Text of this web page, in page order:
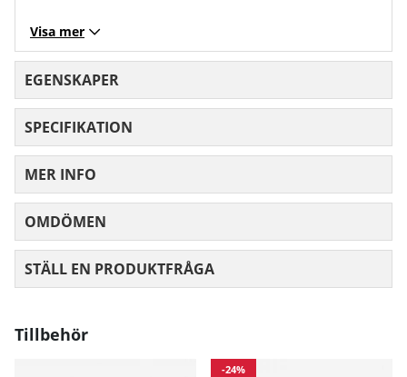
Visa mer
EGENSKAPER
SPECIFIKATION
MER INFO
OMDÖMEN
STÄLL EN PRODUKTFRÅGA
Tillbehör
-24%